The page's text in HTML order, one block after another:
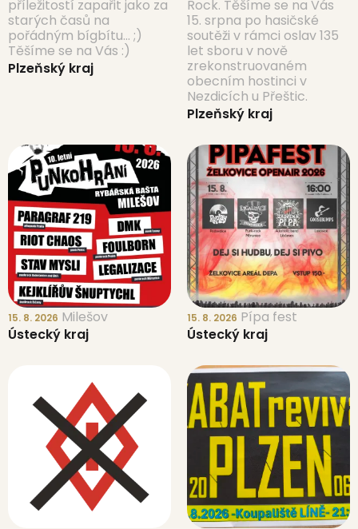
příležitostí zapařit jako za
starých časů na
pořádným bígbítu... ;)
Těšíme se na Vás :)
Plzeňský kraj
Rock. Těšíme se na Vás
15. srpna po hasičské
soutěži v rámci oslav 135
let sboru v nově
zrekonstruovaném
obecním hostinci v
Nezdicích u Přeštic.
Plzeňský kraj
15. 8. 2026 Milešov
Ústecký kraj
15. 8. 2026 Pípa fest
Ústecký kraj